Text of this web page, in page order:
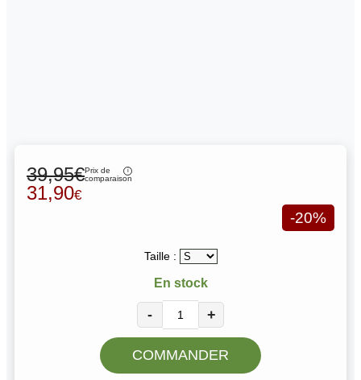
39,95€Prix de
comparaison
31,90€
-20%
Taille :
En stock
- +
COMMANDER